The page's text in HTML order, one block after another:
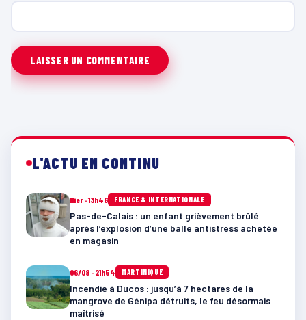
L'ACTU EN CONTINU
Hier · 13h46 FRANCE & INTERNATIONALE
Pas-de-Calais : un enfant grièvement brûlé
après l’explosion d’une balle antistress achetée
en magasin
06/08 · 21h54 MARTINIQUE
Incendie à Ducos : jusqu’à 7 hectares de la
mangrove de Génipa détruits, le feu désormais
maîtrisé